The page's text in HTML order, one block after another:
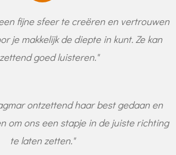
fijne sfeer te creëren en vertrouwen
je makkelijk de diepte in kunt. Ze kan
goed luisteren."
ontzettend haar best gedaan en
om ons een stapje in de juiste richting
te laten zetten."